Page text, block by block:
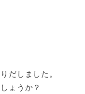
だしました。
ょうか？